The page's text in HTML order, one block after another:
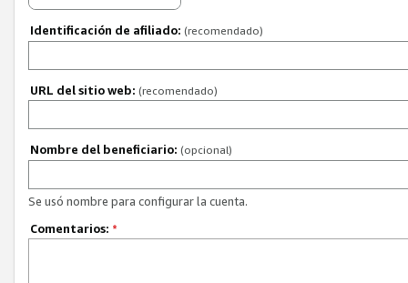
Identificación de afiliado: (recomendado)
URL del sitio web: (recomendado)
Nombre del beneficiario: (opcional)
Se usó nombre para configurar la cuenta.
Comentarios: *